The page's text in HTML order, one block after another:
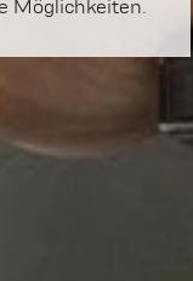
Möglichkeiten.